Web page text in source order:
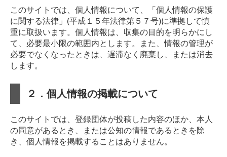
このサイトでは、個人情報について、「個人情報の保護
に関する法律」(平成１５年法律第５７号)に準拠して慎
重に取扱います。個人情報は、収集の目的を明らかにし
て、必要最小限の範囲内とします。また、情報の管理が
必要でなくなったときは、遅滞なく廃棄し、または消去
します。
２．個人情報の掲載について
このサイトでは、登録団体が投稿した内容のほか、本人
の同意があるとき、または公知の情報であるときを除
き、個人情報を掲載することはありません。